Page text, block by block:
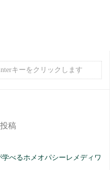
稿
べるホメオパシーレメディワ